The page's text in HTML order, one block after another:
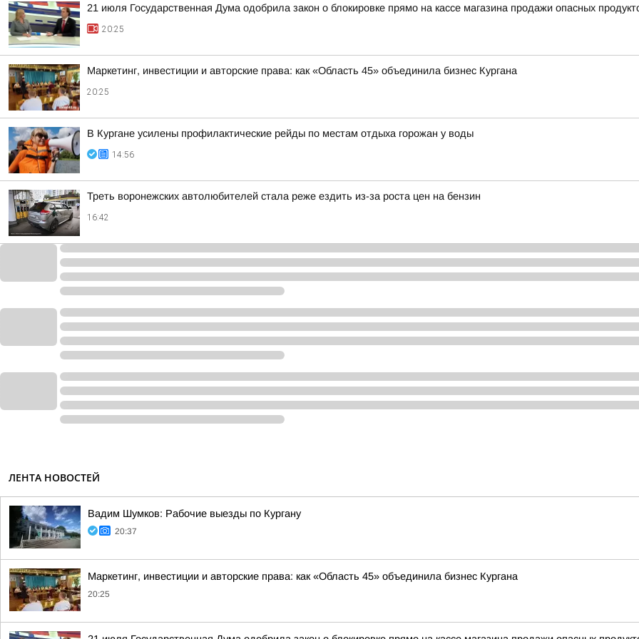
21 июля Государственная Дума одобрила закон о блокировке прямо на кассе магазина продажи опасных
20:25
Маркетинг, инвестиции и авторские права: как «Область 45» объединила бизнес Кургана
20:25
В Кургане усилены профилактические рейды по местам отдыха горожан у воды
14:56
Треть воронежских автолюбителей стала реже ездить из-за роста цен на бензин
16:42
ЛЕНТА НОВОСТЕЙ
Вадим Шумков: Рабочие выезды по Кургану
20:37
Маркетинг, инвестиции и авторские права: как «Область 45» объединила бизнес Кургана
20:25